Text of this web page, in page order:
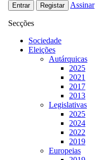
Entrar Registar Assinar
Secções
Sociedade
Eleições
Autárquicas
2025
2021
2017
2013
Legislativas
2025
2024
2022
2019
Europeias